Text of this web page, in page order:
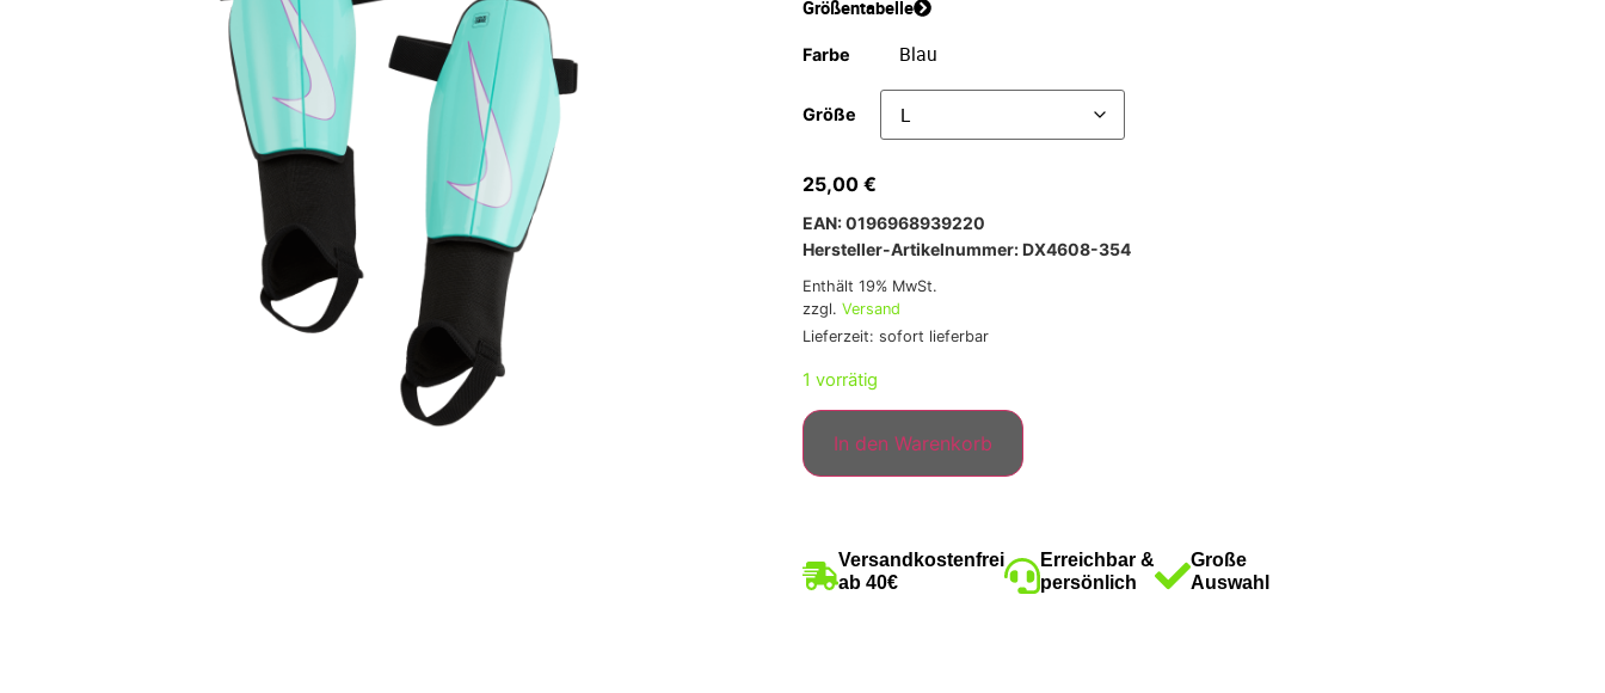
Größentabelle
Farbe
Größe
25,00 €
EAN: 0196968939220
Hersteller-Artikelnummer: DX4608-354
Enthält 19% MwSt.
zzgl. Versand
Lieferzeit: sofort lieferbar
1 vorrätig
In den Warenkorb
Versandkostenfrei
ab 40€
Erreichbar &
persönlich
Große
Auswahl